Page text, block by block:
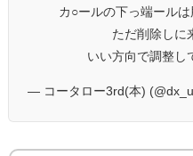
カ○ールの下っ端ールは
ただ削除しに
いい方向で調整し
— コータロー3rd(本)